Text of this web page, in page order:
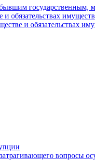
обязательствах
и обязательствах
вопросы